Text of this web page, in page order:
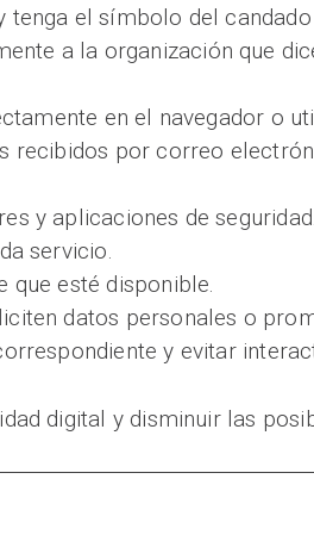
el símbolo del
a la organización que
en el navegador o
recibidos por correo
y aplicaciones de seguridad.
servicio.
esté disponible.
datos personales o
y evitar
digital y disminuir las